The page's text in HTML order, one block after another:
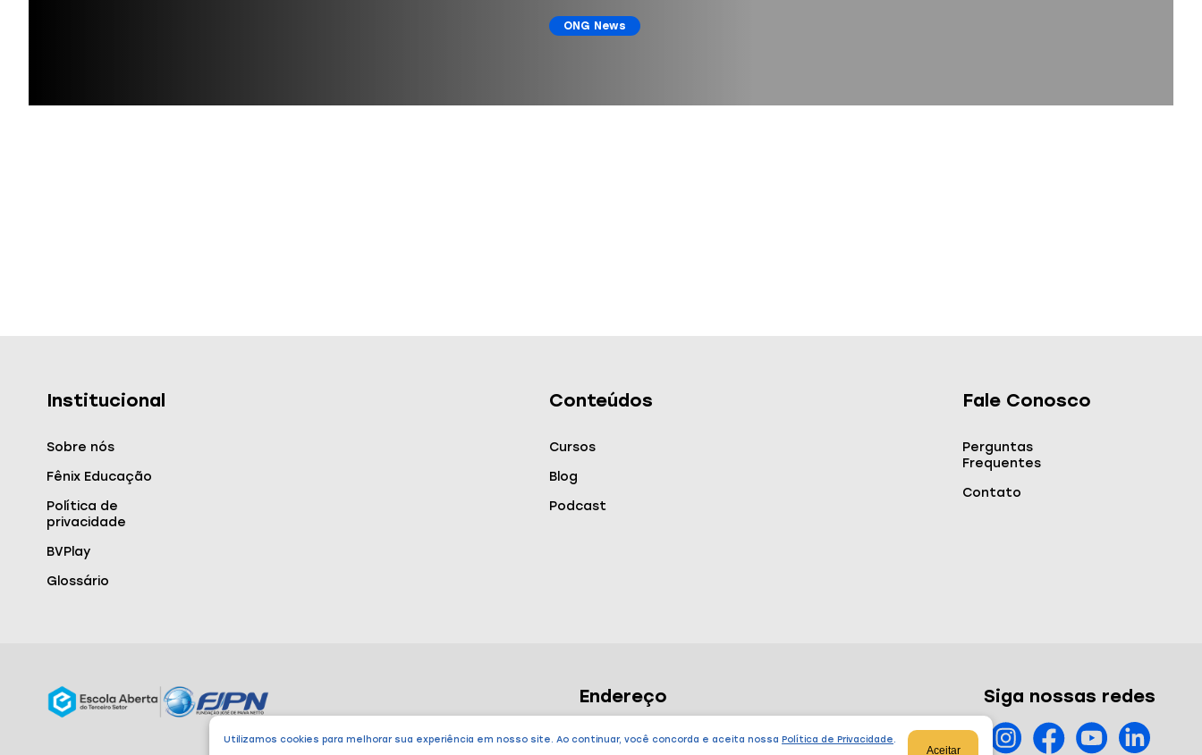
Utilizamos cookies para melhorar sua experiência em nosso site. Ao continuar, você concorda e aceita nossa Política de Privacidade.
Aceitar
ONG News
Institucional
Sobre nós
Fênix Educação
Política de
privacidade
BVPlay
Glossário
Conteúdos
Cursos
Blog
Podcast
Fale Conosco
Perguntas
Frequentes
Contato
Endereço Siga nossas redes